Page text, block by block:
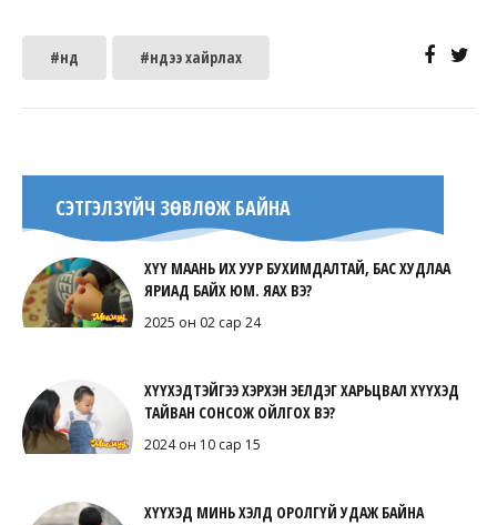
#нүд #нүдээ хайрлах
СЭТГЭЛЗҮЙЧ ЗӨВЛӨЖ БАЙНА
ХҮҮ МААНЬ ИХ УУР БУХИМДАЛТАЙ, БАС ХУДЛАА
ЯРИАД БАЙХ ЮМ. ЯАХ ВЭ?
2025 он 02 сар 24
ХҮҮХЭДТЭЙГЭЭ ХЭРХЭН ЭЕЛДЭГ ХАРЬЦВАЛ ХҮҮХЭД
ТАЙВАН СОНСОЖ ОЙЛГОХ ВЭ?
2024 он 10 сар 15
ХҮҮХЭД МИНЬ ХЭЛД ОРОЛГҮЙ УДАЖ БАЙНА